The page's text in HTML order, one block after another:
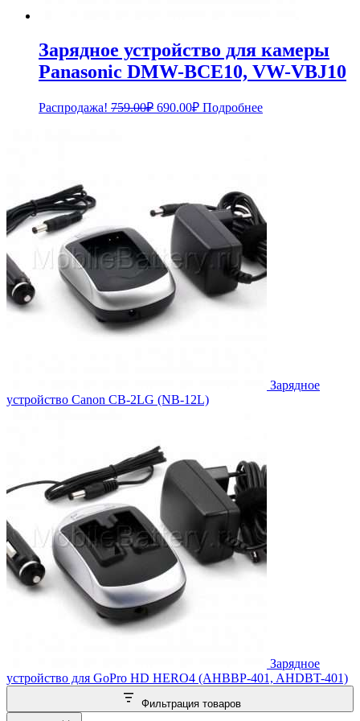
Зарядное устройство для камеры
Panasonic DMW-BCE10, VW-VBJ10
Распродажа! 759.00₽ Первоначальная
690.00₽Текущая
Подробнее
Зарядное
устройство Canon CB-2LG (NB-12L)
Зарядное
устройство для GoPro HD HERO4 (AHBBP-401, AHDBT-401)
Фильтрация товаров